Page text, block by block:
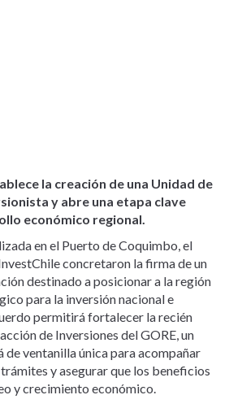
la creación de una Unidad de
y abre una etapa clave
económico regional.
en el Puerto de Coquimbo, el
concretaron la firma de un
destinado a posicionar a la región
para la inversión nacional e
permitirá fortalecer la recién
de Inversiones del GORE, un
de ventanilla única para acompañar
y asegurar que los beneficios
y crecimiento económico.